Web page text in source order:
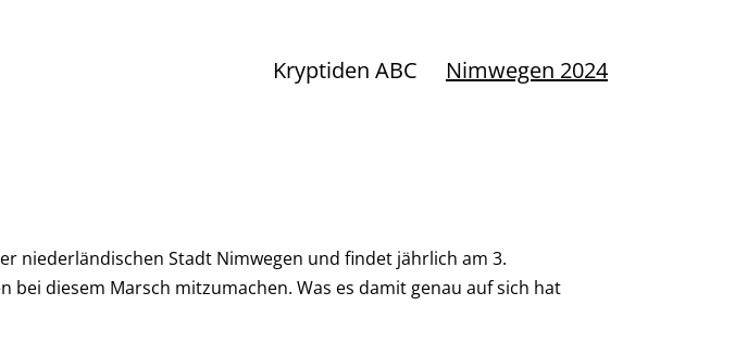
Kryptiden ABC Nimwegen 2024
niederländischen Stadt Nimwegen und findet jährlich am 3.
bei diesem Marsch mitzumachen. Was es damit genau auf sich hat